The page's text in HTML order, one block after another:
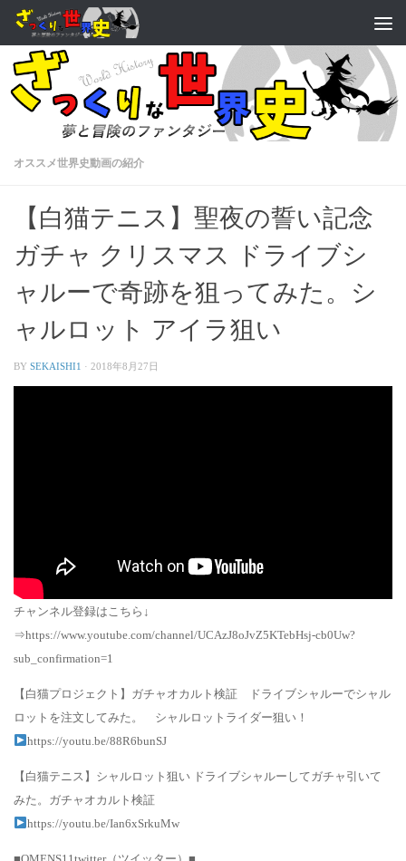
オススメ世界史動画の紹介
【白猫テニス】聖夜の誓い記念
ガチャ クリスマス ドライブシ
ャルーで奇跡を狙ってみた。シ
ャルロット アイラ狙い
BY SEKAISHI1 · 2018年8月27日
チャンネル登録はこちら↓
⇒https://www.youtube.com/channel/UCAzJ8oJvZ5KTebHsj-cb0Uw?
sub_confirmation=1
【白猫プロジェクト】ガチャオカルト検証 ドライブシャルーでシャル
ロットを注文してみた。 シャルロットライダー狙い！
https://youtu.be/88R6bunSJ
【白猫テニス】シャルロット狙い ドライブシャルーしてガチャ引いて
みた。ガチャオカルト検証
https://youtu.be/Ian6xSrkuMw